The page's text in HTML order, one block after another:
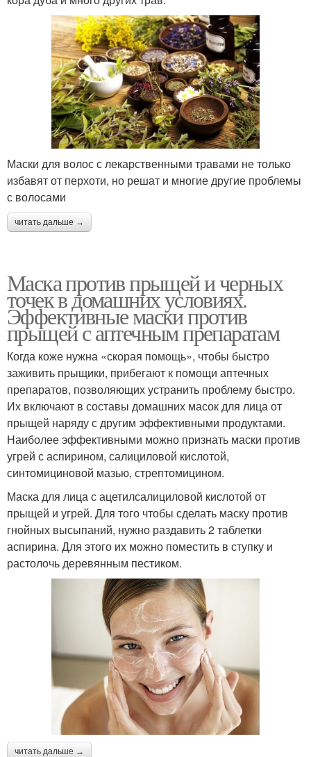
Маски для волос с лекарственными травами не только
избавят от перхоти, но решат и многие другие проблемы
с волосами
читать дальше →
Маска против прыщей и черных
точек в домашних условиях.
Эффективные маски против
прыщей с аптечным препаратам
Когда коже нужна «скорая помощь», чтобы быстро
заживить прыщики, прибегают к помощи аптечных
препаратов, позволяющих устранить проблему быстро.
Их включают в составы домашних масок для лица от
прыщей наряду с другим эффективными продуктами.
Наиболее эффективными можно признать маски против
угрей с аспирином, салициловой кислотой,
синтомициновой мазью, стрептомицином.
Маска для лица с ацетилсалициловой кислотой от
прыщей и угрей. Для того чтобы сделать маску против
гнойных высыпаний, нужно раздавить 2 таблетки
аспирина. Для этого их можно поместить в ступку и
растолочь деревянным пестиком.
читать дальше →